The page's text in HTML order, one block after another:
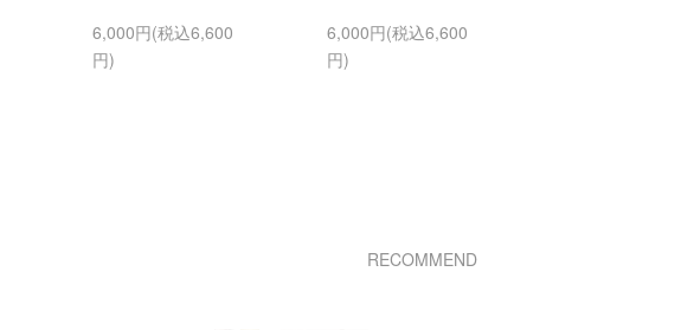
6,000円(税込6,600
円)
6,000円(税込6,600
円)
RECOMMEND